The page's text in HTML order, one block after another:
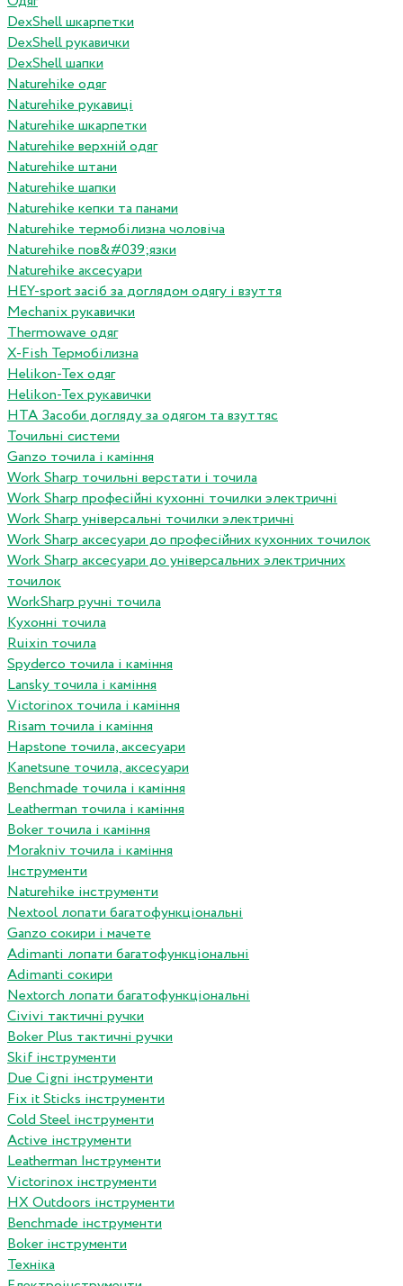
DexShell шкарпетки
DexShell рукавички
DexShell шапки
Naturehike одяг
Naturehike рукавиці
Naturehike шкарпетки
Naturehike верхній одяг
Naturehike штани
Naturehike шапки
Naturehike кепки та панами
Naturehike термобілизна чоловіча
Naturehike пов&#039;язки
Naturehike аксесуари
HEY-sport засіб за доглядом одягу і взуття
Mechanix рукавички
Thermowave одяг
X-Fish Термобілизна
Helikon-Tex одяг
Helikon-Tex рукавички
HTA Засоби догляду за одягом та взуттяс
Точильні системи
Ganzo точила і каміння
Work Sharp точильні верстати і точила
Work Sharp професiйнi кухоннi точилки электричнi
Work Sharp унiверсальнi точилки электричнi
Work Sharp аксесуари до професiйних кухонних точилок
Work Sharp аксесуари до унiверсальних электричних
точилок
WorkSharp ручні точила
Кухонні точила
Ruixin точила
Spyderco точила і каміння
Lansky точила і каміння
Victorinox точила і каміння
Risam точила і каміння
Hapstone точила, аксесуари
Kanetsune точила, аксесуари
Benchmade точила і каміння
Leatherman точила і каміння
Boker точила і каміння
Morakniv точила і каміння
Інструменти
Naturehike інструменти
Nextool лопати багатофункціональні
Ganzo сокири і мачете
Adimanti лопати багатофункціональні
Adimanti сокири
Nextorch лопати багатофункціональні
Сivivi тактичні ручки
Boker Plus тактичні ручки
Skif інструменти
Due Cigni інструменти
Fix it Sticks інструменти
Сold Steel інструменти
Active інструменти
Leatherman Інструменти
Victorinox інструменти
HX Outdoors інструменти
Benchmade інструменти
Boker інструменти
Техніка